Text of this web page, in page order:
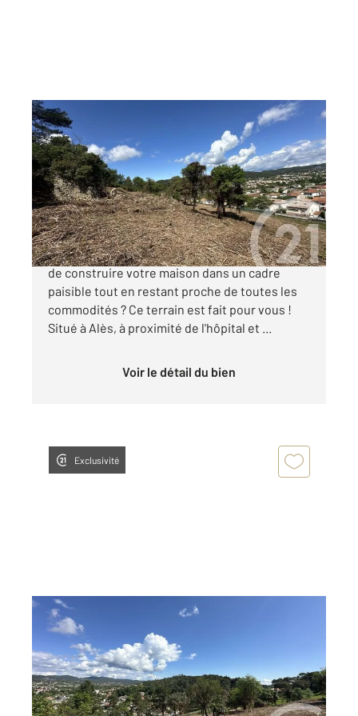
ALES 30
3660 m
Ref : 236
Terrain à vendre
65 000 €
Terrain à bâtir à Alès Vue dégagée ! Vous rêvez
de construire votre maison dans un cadre
paisible tout en restant proche de toutes les
commodités ? Ce terrain est fait pour vous !
Situé à Alès, à proximité de l'hôpital et ...
Voir le détail du bien
Exclusivité
ALES 30
4066 m
Ref : 235
Terrain à vendre
65 000 €